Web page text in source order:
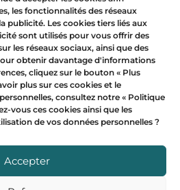
les fonctionnalités des réseaux
publicité. Les cookies tiers liés aux
sont utilisés pour vous offrir des
les réseaux sociaux, ainsi que des
obtenir davantage d'informations
cliquez sur le bouton « Plus
plus sur ces cookies et le
consultez notre « Politique
vous ces cookies ainsi que les
de vos données personnelles ?
Accepter
EUR